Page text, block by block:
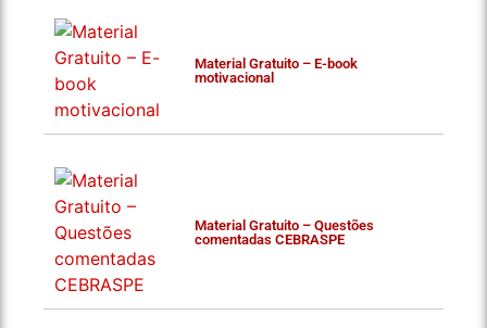
Material Gratuito – E-book
motivacional
Material Gratuito – Questões
comentadas CEBRASPE